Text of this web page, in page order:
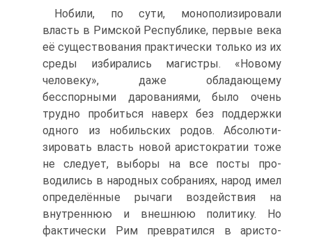
Нобили, по сути, монополизировали
власть в Римской Республике, первые века
её существования практически только из их
среды избирались магистры. «Новому
человеку», даже обладающему
бесспорными дарованиями, было очень
трудно пробиться наверх без поддержки
одного из нобильских родов. Абсолюти­
зировать власть новой аристократии тоже
не следует, выборы на все посты про­
водились в народных собраниях, народ имел
определённые рычаги воздействия на
внутреннюю и внешнюю политику. Но
фактически Рим превратился в аристо­